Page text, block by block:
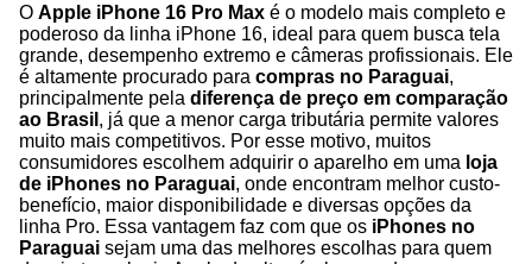
O Apple iPhone 16 Pro Max é o modelo mais completo e
poderoso da linha iPhone 16, ideal para quem busca tela
grande, desempenho extremo e câmeras profissionais. Ele
é altamente procurado para compras no Paraguai,
principalmente pela diferença de preço em comparação
ao Brasil , já que a menor carga tributária permite valores
muito mais competitivos. Por esse motivo, muitos
consumidores escolhem adquirir o aparelho em uma loja
de iPhones no Paraguai, onde encontram melhor custo-
benefício, maior disponibilidade e diversas opções da
linha Pro. Essa vantagem faz com que os iPhones no
Paraguai sejam uma das melhores escolhas para quem